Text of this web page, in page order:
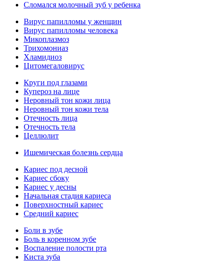
Сломался молочный зуб у ребенка
Вирус папилломы у женщин
Вирус папилломы человека
Микоплазмоз
Трихомониаз
Хламидиоз
Цитомегаловирус
Круги под глазами
Купероз на лице
Неровный тон кожи лица
Неровный тон кожи тела
Отечность лица
Отечность тела
Целлюлит
Ишемическая болезнь сердца
Кариес под десной
Кариес сбоку
Кариес у десны
Начальная стадия кариеса
Поверхностный кариес
Средний кариес
Боли в зубе
Боль в коренном зубе
Воспаление полости рта
Киста зуба